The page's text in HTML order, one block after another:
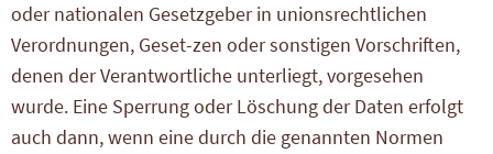
oder nationalen Gesetzgeber in unionsrechtlichen
Verordnungen, Geset-zen oder sonstigen Vorschriften,
denen der Verantwortliche unterliegt, vorgesehen
wurde. Eine Sperrung oder Löschung der Daten erfolgt
auch dann, wenn eine durch die genannten Normen